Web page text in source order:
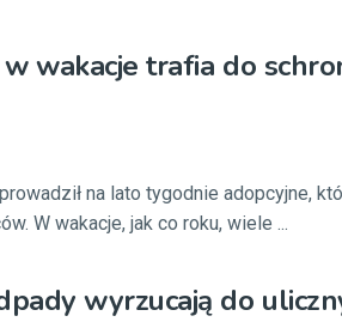
wakacje trafia do
na lato tygodnie adopcyjne,
W wakacje, jak co roku, wiele ...
wyrzucają do